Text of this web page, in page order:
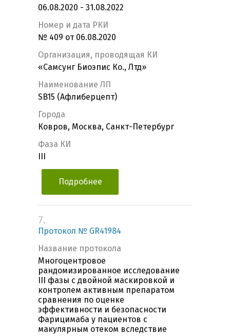
06.08.2020 - 31.08.2022
Номер и дата РКИ
№ 409 от 06.08.2020
Организация, проводящая КИ
«Самсунг Биоэпис Ко., Лтд»
Наименование ЛП
SB15 (Афлиберцепт)
Города
Ковров, Москва, Санкт-Петербург
Фаза КИ
Подробнее
7.
Протокол № GR41984
Название протокола
Многоцентровое
рандомизированное исследование
III фазы с двойной маскировкой и
контролем активным препаратом
сравнения по оценке
эффективности и безопасности
Фарицимаба у пациентов с
макулярным отеком вследствие